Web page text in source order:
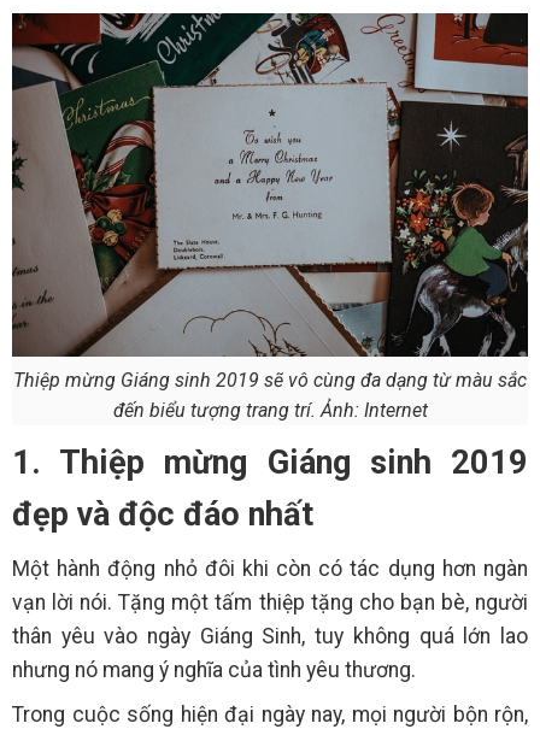
Thiệp mừng Giáng sinh 2019 sẽ vô cùng đa dạng từ màu sắc
đến biểu tượng trang trí. Ảnh: Internet
1. Thiệp mừng Giáng sinh 2019
đẹp và độc đáo nhất
Một hành động nhỏ đôi khi còn có tác dụng hơn ngàn
vạn lời nói. Tặng một tấm thiệp tặng cho bạn bè, người
thân yêu vào ngày Giáng Sinh, tuy không quá lớn lao
nhưng nó mang ý nghĩa của tình yêu thương.
Trong cuộc sống hiện đại ngày nay, mọi người bộn rộn,